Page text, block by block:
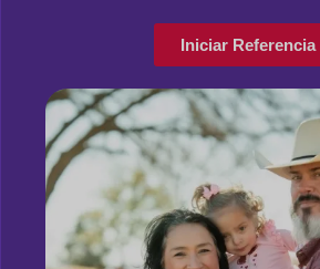
Iniciar Referencia